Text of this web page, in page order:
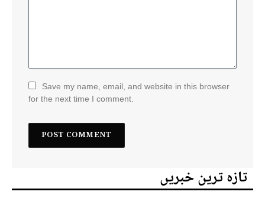
Save my name, email, and website in this browser
for the next time I comment.
تازہ ترین خبریں